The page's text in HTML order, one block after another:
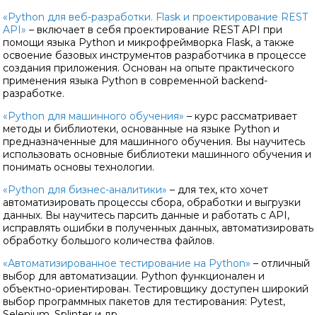
«Python для веб-разработки. Flask и проектирование REST
API» – включает в себя проектирование REST API при
помощи языка Python и микрофреймворка Flask, а также
освоение базовых инструментов разработчика в процессе
создания приложения. Основан на опыте практического
применения языка Python в современной backend-
разработке.
«Python для машинного обучения» – курс рассматривает
методы и библиотеки, основанные на языке Python и
предназначенные для машинного обучения. Вы научитесь
использовать основные библиотеки машинного обучения и
понимать основы технологии.
«Python для бизнес-аналитики» – для тех, кто хочет
автоматизировать процессы сбора, обработки и выгрузки
данных. Вы научитесь парсить данные и работать с API,
исправлять ошибки в полученных данных, автоматизировать
обработку большого количества файлов.
«Автоматизированное тестирование на Python» – отличный
выбор для автоматизации. Python функционален и
объектно-ориентирован. Тестировщику доступен широкий
выбор программных пакетов для тестирования: Pytest,